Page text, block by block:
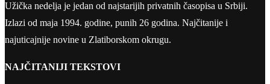
Užička nedelja je jedan od najstarijih privatnih časopisa u Srbiji.
Izlazi od maja 1994. godine, punih 26 godina. Najčitanije i
najuticajnije novine u Zlatiborskom okrugu.
NAJČITANIJI TEKSTOVI